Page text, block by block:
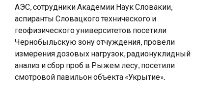
АЭС, сотрудники Академии Наук Словакии,
аспиранты Словацкого технического и
геофизического университетов посетили
Чернобыльскую зону отчуждения, провели
измерения дозовых нагрузок, радионуклидный
анализ и сбор проб в Рыжем лесу, посетили
смотровой павильон объекта «Укрытие».